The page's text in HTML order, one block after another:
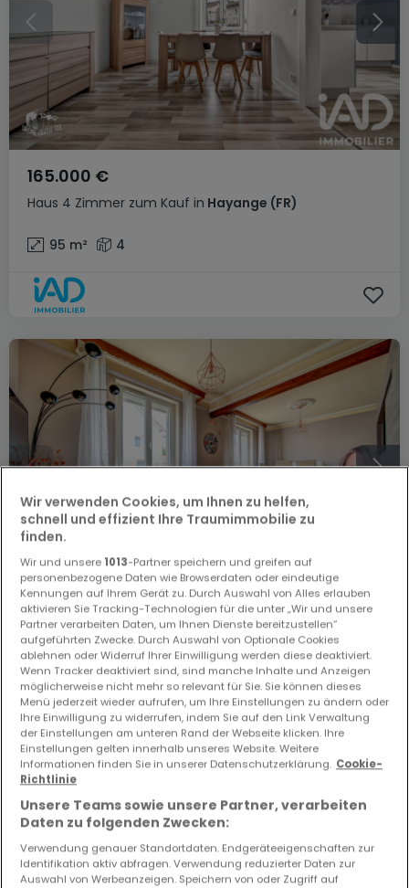
Haus 4 Zimmer zum Kauf in Hayange (FR)
165.000 €
95 m² 4
Haus 6 Zimmer zum Kauf inHayange(FR)
239.000 €
149 m² 6 4 1 2
Wir verwenden Cookies, um Ihnen zu helfen,
schnell und effizient Ihre Traumimmobilie zu
finden.
Wir und unsere 1013-Partner speichern und greifen auf
personenbezogene Daten wie Browserdaten oder eindeutige
Kennungen auf Ihrem Gerät zu. Durch Auswahl von Alles erlauben
aktivieren Sie Tracking-Technologien für die unter „Wir und unsere
Partner verarbeiten Daten, um Ihnen Dienste bereitzustellen“
aufgeführten Zwecke. Durch Auswahl von Optionale Cookies
ablehnen oder Widerruf Ihrer Einwilligung werden diese deaktiviert.
Wenn Tracker deaktiviert sind, sind manche Inhalte und Anzeigen
möglicherweise nicht mehr so relevant für Sie. Sie können dieses
Menü jederzeit wieder aufrufen, um Ihre Einstellungen zu ändern oder
Ihre Einwilligung zu widerrufen, indem Sie auf den Link Verwaltung
der Einstellungen am unteren Rand der Webseite klicken. Ihre
Einstellungen gelten innerhalb unseres Website. Weitere
Informationen finden Sie in unserer Datenschutzerklärung. Cookie-
Richtlinie
Unsere Teams sowie unsere Partner, verarbeiten
Daten zu folgenden Zwecken:
Verwendung genauer Standortdaten. Endgeräteeigenschaften zur
Identifikation aktiv abfragen. Verwendung reduzierter Daten zur
Auswahl von Werbeanzeigen. Speichern von oder Zugriff auf